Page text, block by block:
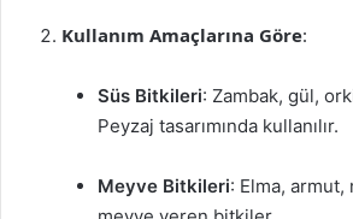
Kullanım Amaçlarına Göre:
Süs Bitkileri: Zambak, gül,
Peyzaj tasarımında kullanılır.
Meyve Bitkileri: Elma,